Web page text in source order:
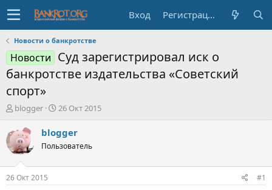
Вход Регистрация
Новости о банкротстве
Новости Суд зарегистрировал иск о
банкротстве издательства «Советский
спорт»
А
т
о
р
е
м
blogger
Д
т
а
н
26 Окт 2015
blogger
Пользователь
26 Окт 2015 #1